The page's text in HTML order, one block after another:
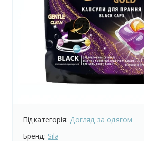
Підкатегорія: Догляд за одягом
Бренд: Sila